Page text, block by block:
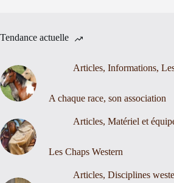
Tendance actuelle
Articles, Informations,
A chaque race, son association
Articles, Matériel et
Les Chaps Western
Articles, Disciplines